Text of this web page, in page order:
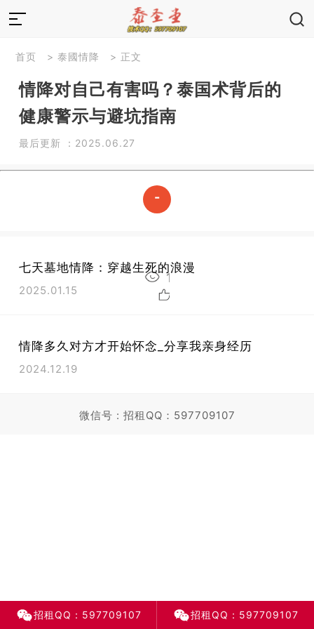
首页 > 泰國情降 > 正文
情降对自己有害吗？泰国术背后的
健康警示与避坑指南
最后更新 ：2025.06.27
-
1235
七天墓地情降：穿越生死的浪漫
2025.01.15
情降多久对方才开始怀念_分享我亲身经历
2024.12.19
招租QQ：597709107 招租QQ：597709107
微信号 : 招租QQ：597709107
招租QQ：597709107点击复制